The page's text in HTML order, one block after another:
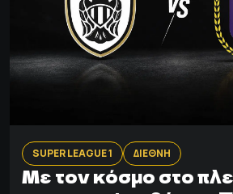
SUPER LEAGUE 1 ΔΙΕΘΝΗ
Με τον κόσμο στο